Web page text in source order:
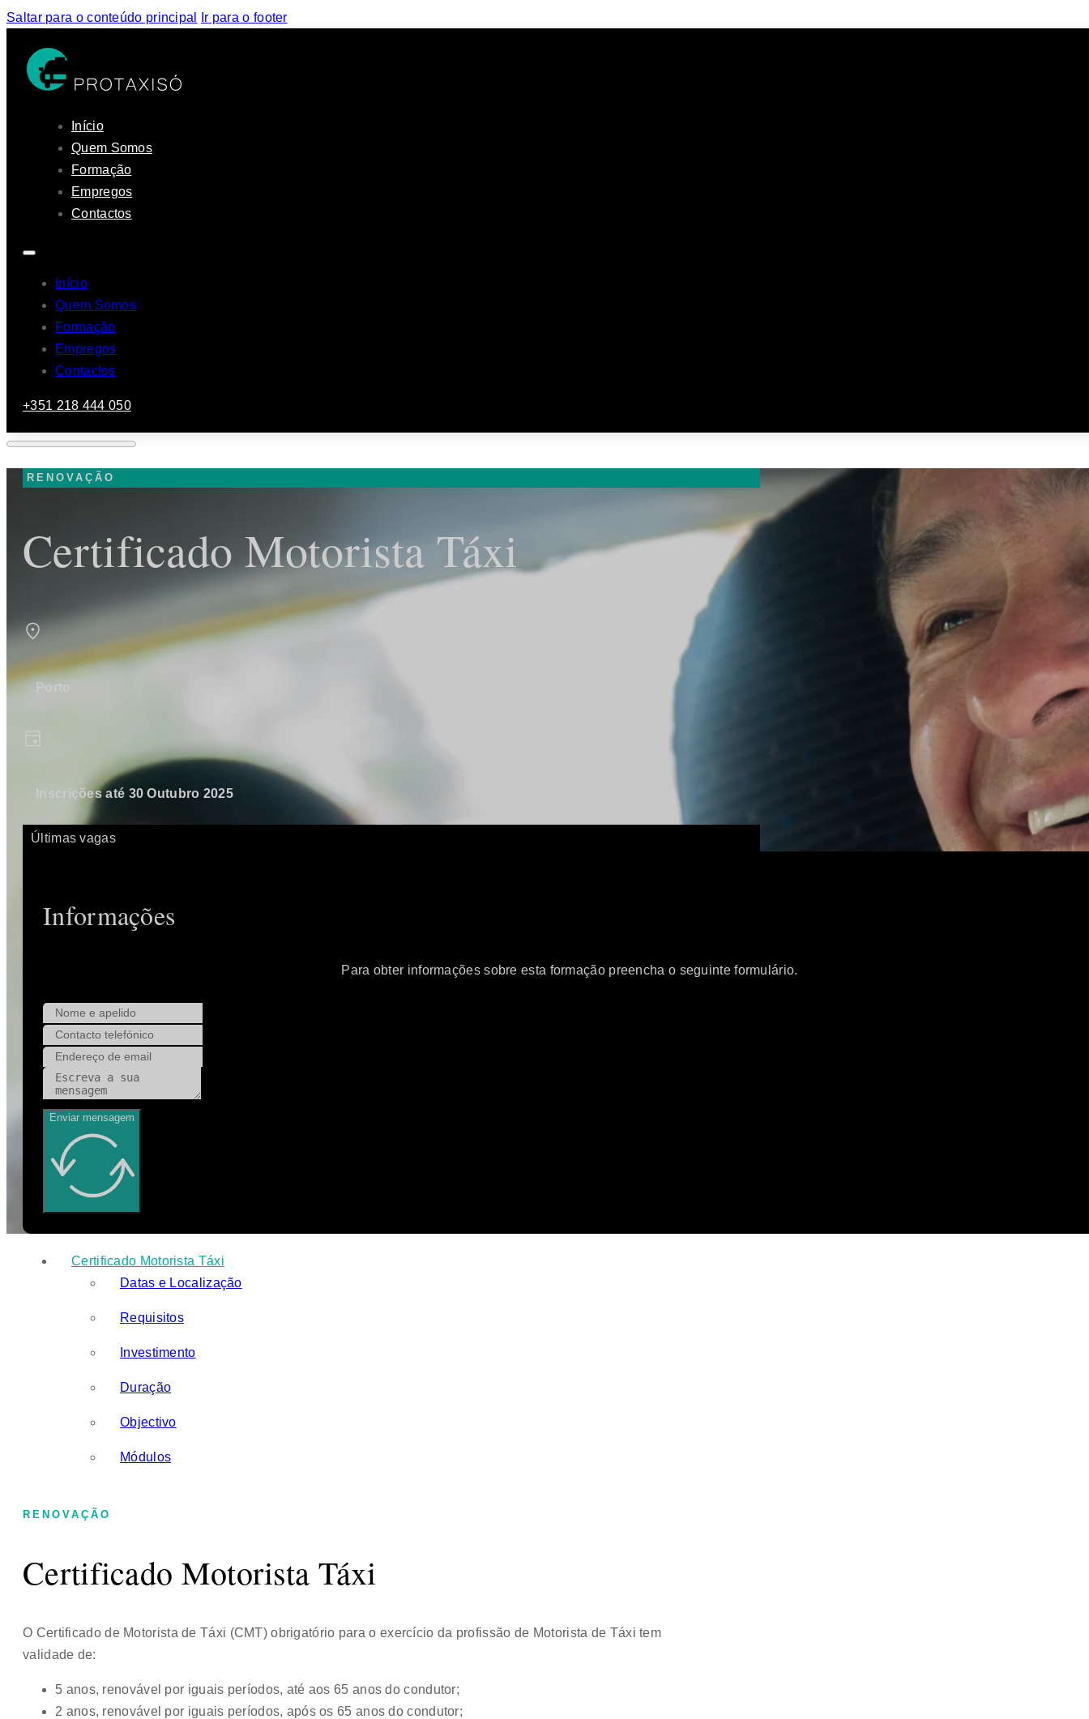
Saltar para o conteúdo principal Ir para o footer
Início
Quem Somos
Formação
Empregos
Contactos
Início
Quem Somos
Formação
Empregos
Contactos
+351 218 444 050
RENOVAÇÃO
Certificado Motorista Táxi
Porto
Inscrições até 30 Outubro 2025
Últimas vagas
Informações
Para obter informações sobre esta formação preencha o seguinte formulário.
Enviar mensagem
Certificado Motorista Táxi
Datas e Localização
Requisitos
Investimento
Duração
Objectivo
Módulos
RENOVAÇÃO
Certificado Motorista Táxi
O Certificado de Motorista de Táxi (CMT) obrigatório para o exercício da profissão de Motorista de Táxi tem
validade de:
5 anos, renovável por iguais períodos, até aos 65 anos do condutor;
2 anos, renovável por iguais períodos, após os 65 anos do condutor;